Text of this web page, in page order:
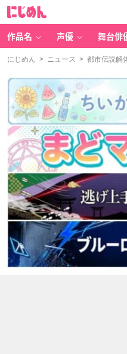
作品名 声優 舞台俳
にじめん > ニュース > 都市伝説解